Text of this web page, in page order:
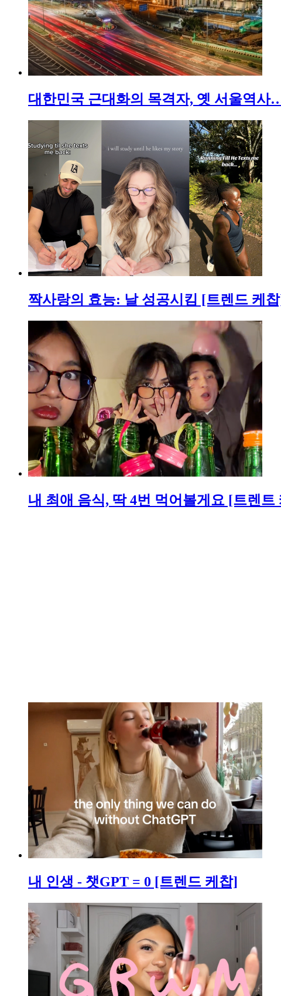
대한민국 근대화의 목격자, 옛 서울역사
짝사랑의 효능: 날 성공시킴 [트렌드 케
내 최애 음식, 딱 4번 먹어볼게요 [트렌트
내 인생 - 챗GPT = 0 [트렌드 케찹]